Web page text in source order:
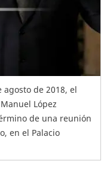
de 2018, el
López
de una reunión
en el Palacio